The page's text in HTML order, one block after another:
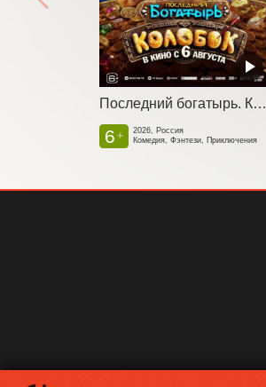
Последний богатырь. Колобок
6 +
2026, Россия
Комедия, Фэнтези, Приключения